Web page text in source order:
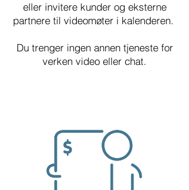
eller invitere kunder og eksterne
partnere til videomøter i kalenderen.
Du trenger ingen annen tjeneste for
verken video eller chat.